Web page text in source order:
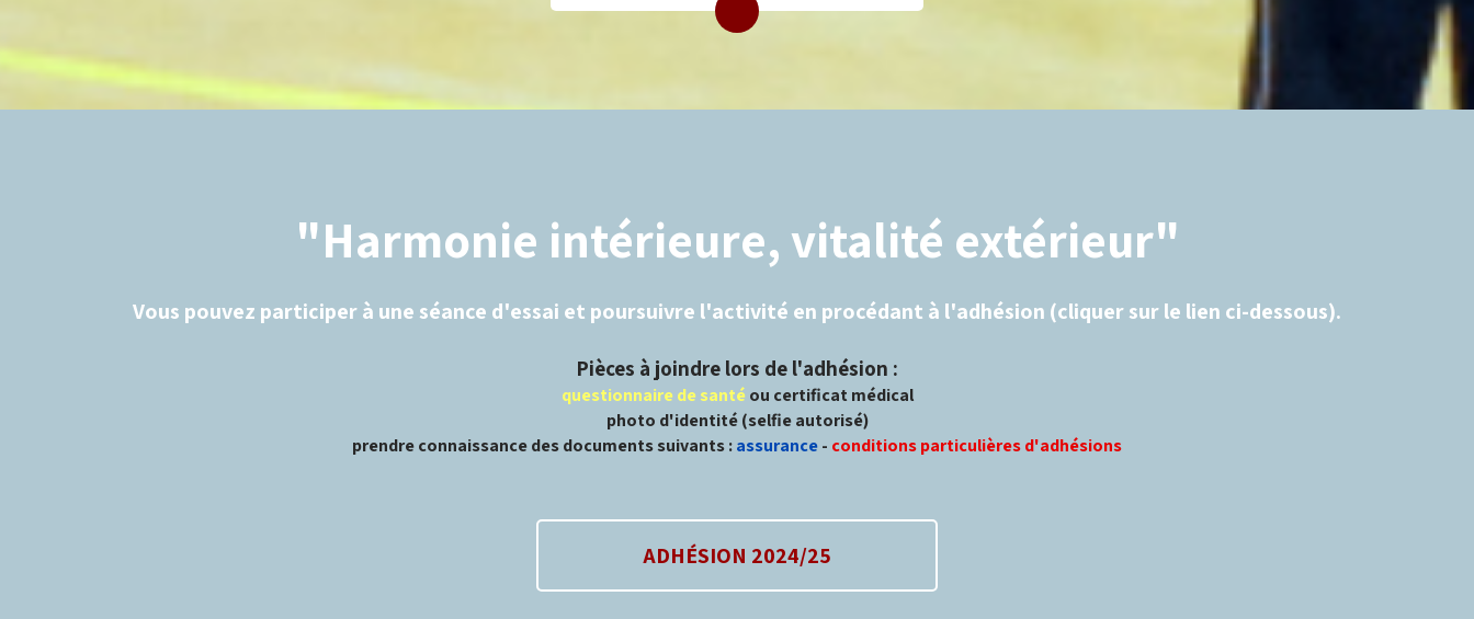
"Harmonie intérieure, vitalité extérieur"
Vous pouvez participer à une séance d'essai et poursuivre l'activité en procédant à l'adhésion (cliquer sur le lien ci-dessous).
Pièces à joindre lors de l'adhésion :
questionnaire de santéou certificat médical
photo d'identité (selfie autorisé)
prendre connaissance des documents suivants :assurance- conditions particulières d'adhésions
ADHÉSION 2024/25